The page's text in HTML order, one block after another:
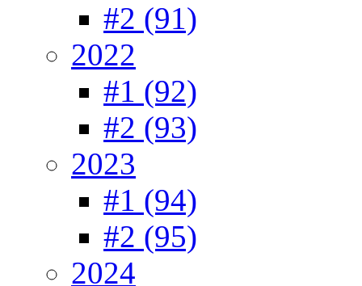
#2 (91)
2022
#1 (92)
#2 (93)
2023
#1 (94)
#2 (95)
2024